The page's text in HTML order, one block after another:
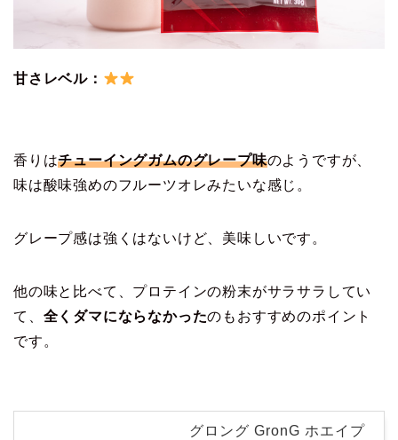
甘さレベル：
香りはチューイングガムのグレープ味のようですが、
味は酸味強めのフルーツオレみたいな感じ。
グレープ感は強くはないけど、美味しいです。
他の味と比べて、プロテインの粉末がサラサラしてい
て、 全くダマにならなかったのもおすすめのポイント
です。
グロング GronG ホエイプ